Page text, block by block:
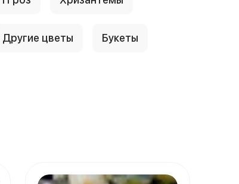
Другие цветы Букеты